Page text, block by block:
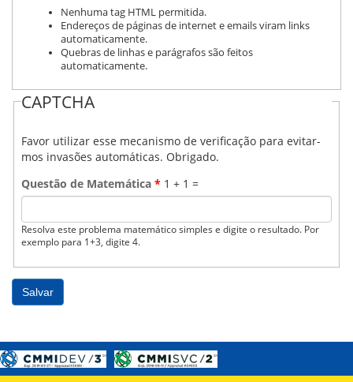
Nenhuma tag HTML permitida.
Endereços de páginas de internet e emails viram links
automaticamente.
Quebras de linhas e parágrafos são feitos
automaticamente.
CAPTCHA
Favor utilizar esse mecanismo de verificação para evitar-
mos invasões automáticas. Obrigado.
Questão de Matemática * 1 + 1 =
Resolva este problema matemático simples e digite o resultado. Por
exemplo para 1+3, digite 4.